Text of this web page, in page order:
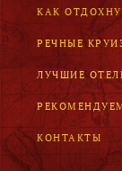
КАК
РЕЧНЫЕ
ЛУЧШИЕ
КОНТАКТЫ